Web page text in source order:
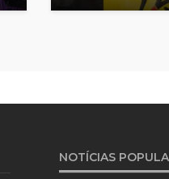
NOTÍCIAS